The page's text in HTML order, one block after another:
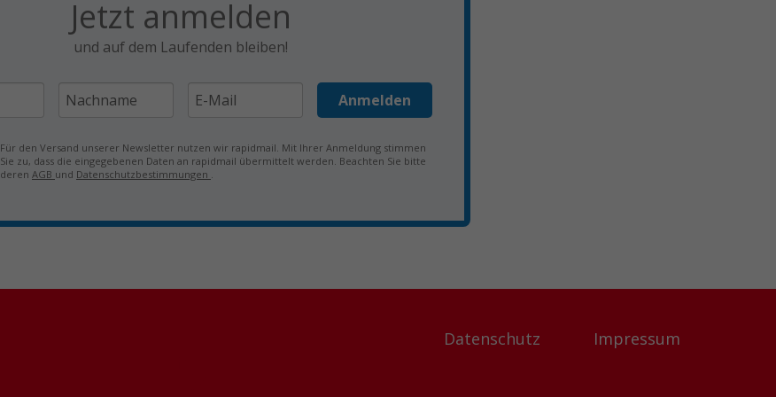
Jetzt anmelden
und auf dem Laufenden bleiben!
Anmelden
Für den Versand unserer Newsletter nutzen wir rapidmail. Mit Ihrer Anmeldung stimmen
Sie zu, dass die eingegebenen Daten an rapidmail übermittelt werden. Beachten Sie bitte
deren AGB und Datenschutzbestimmungen
Datenschutz Impressum